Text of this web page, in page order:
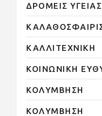
ΔΡΟΜΕΙΣ ΥΓΕΙΑΣ
ΚΑΛΛΙΤΕΧΝΙΚΗ
ΚΟΙΝΩΝΙΚΗ
ΚΟΛΥΜΒΗΣΗ
ΚΟΛΥΜΒΗΣΗ